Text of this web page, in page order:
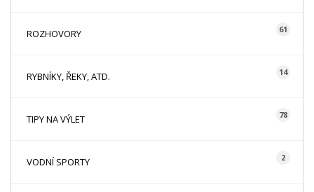
ROZHOVORY 61
RYBNÍKY, ŘEKY, ATD. 14
TIPY NA VÝLET 78
VODNÍ SPORTY 2